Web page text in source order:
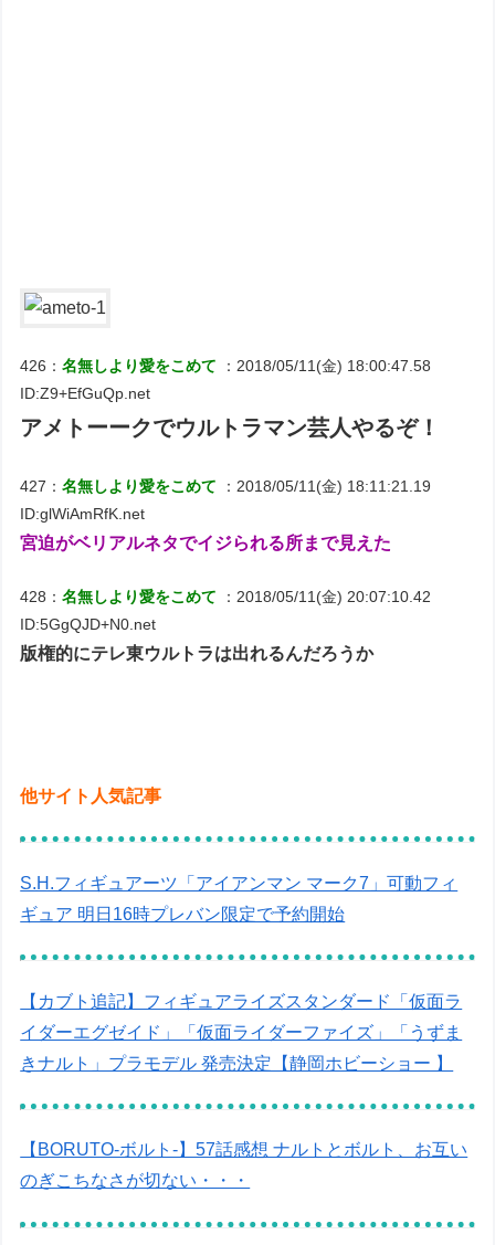
426：名無しより愛をこめて
：2018/05/11(金) 18:00:47.58
ID:Z9+EfGuQp.net
アメトーークでウルトラマン芸人やるぞ！
427：名無しより愛をこめて
：2018/05/11(金) 18:11:21.19
ID:glWiAmRfK.net
宮迫がベリアルネタでイジられる所まで見えた
428：名無しより愛をこめて
：2018/05/11(金) 20:07:10.42
ID:5GgQJD+N0.net
版権的にテレ東ウルトラは出れるんだろうか
他サイト人気記事
S.H.フィギュアーツ「アイアンマン マーク7」可動フィ
ギュア 明日16時プレバン限定で予約開始
【カブト追記】フィギュアライズスタンダード「仮面ラ
イダーエグゼイド」「仮面ライダーファイズ」「うずま
きナルト」プラモデル 発売決定【静岡ホビーショー 】
【BORUTO-ボルト-】57話感想 ナルトとボルト、お互い
のぎこちなさが切ない・・・